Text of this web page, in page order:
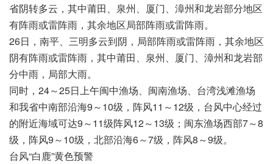
省阴转多云，其中莆田、泉州、厦门、漳州和龙岩部分地区
有阵雨或雷阵雨，其余地区局部阵雨或雷阵雨。
26日，南平、三明多云到阴，局部阵雨或雷阵雨，其余地区
阴有阵雨或雷阵雨，其中莆田、泉州、厦门、漳州和龙岩部
分中雨，局部大雨。
同时，24～25日上午闽中渔场、闽南渔场、台湾浅滩渔场
和我省中南部沿海9～10级，阵风11～12级，台风中心经过
的附近海域可达9～11级阵风12～13级；闽东渔场西部7～8
级，阵风9～10级，北部沿海6～7级，阵风8～9级。
台风“白鹿”黄色预警